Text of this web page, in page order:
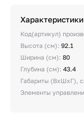
Характеристики
Код(артикул)
Высота (см): 92.1
Ширина (см): 80
Глубина (см): 43.4
Габариты (ВхШхГ),
Элементы